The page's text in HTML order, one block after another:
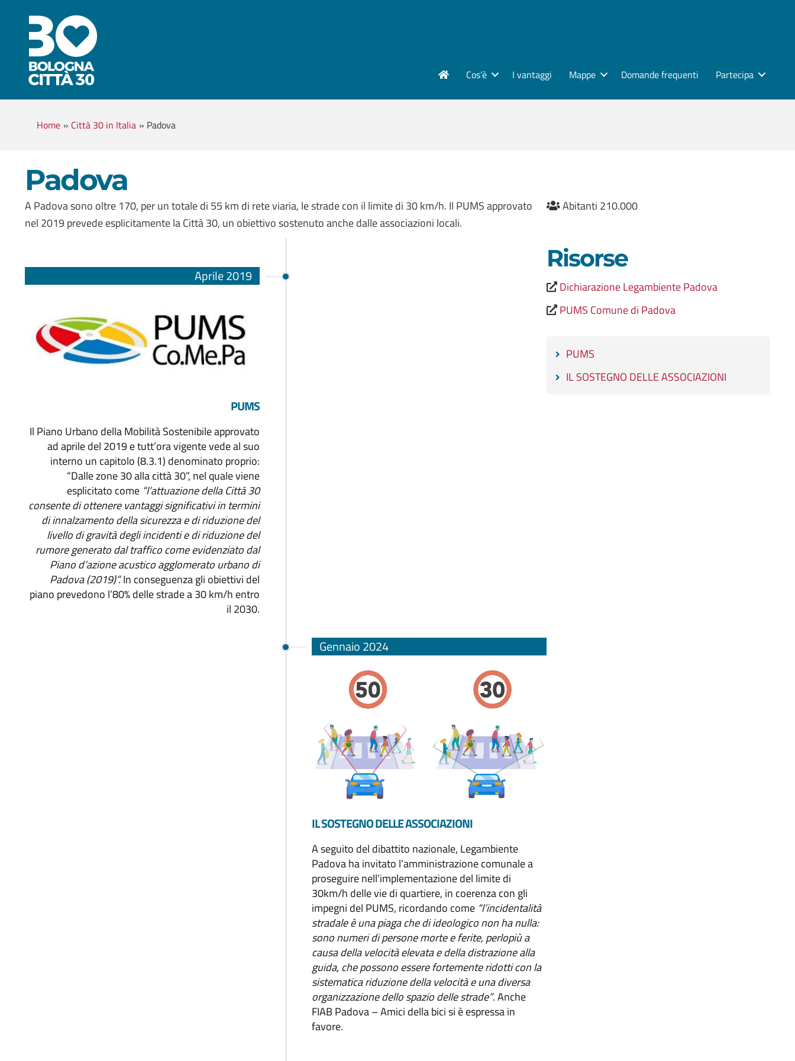
Cos’è I vantaggi Mappe Domande frequenti Partecipa
Home » Città 30 in Italia » Padova
Padova
A Padova sono oltre 170, per un totale di 55 km di rete viaria, le strade con il limite di 30 km/h. Il PUMS approvato
nel 2019 prevede esplicitamente la Città 30, un obiettivo sostenuto anche dalle associazioni locali.
Aprile 2019
PUMS
Il Piano Urbano della Mobilità Sostenibile approvato
ad aprile del 2019 e tutt’ora vigente vede al suo
interno un capitolo (8.3.1) denominato proprio:
“Dalle zone 30 alla città 30”, nel quale viene
esplicitato come “l’attuazione della Città 30
consente di ottenere vantaggi significativi in termini
di innalzamento della sicurezza e di riduzione del
livello di gravità degli incidenti e di riduzione del
rumore generato dal traffico come evidenziato dal
Piano d’azione acustico agglomerato urbano di
Padova (2019)”.In conseguenza gli obiettivi del
piano prevedono l’80% delle strade a 30 km/h entro
il 2030.
Gennaio 2024
IL SOSTEGNO DELLE ASSOCIAZIONI
A seguito del dibattito nazionale, Legambiente
Padova ha invitato l’amministrazione comunale a
proseguire nell’implementazione del limite di
30km/h delle vie di quartiere, in coerenza con gli
impegni del PUMS, ricordando come “l’incidentalità
stradale è una piaga che di ideologico non ha nulla:
sono numeri di persone morte e ferite, perlopiù a
causa della velocità elevata e della distrazione alla
guida, che possono essere fortemente ridotti con la
sistematica riduzione della velocità e una diversa
organizzazione dello spazio delle strade”. Anche
FIAB Padova – Amici della bici si è espressa in
favore.
Abitanti 210.000
Risorse
Dichiarazione Legambiente Padova
PUMS Comune di Padova
PUMS
IL SOSTEGNO DELLE ASSOCIAZIONI